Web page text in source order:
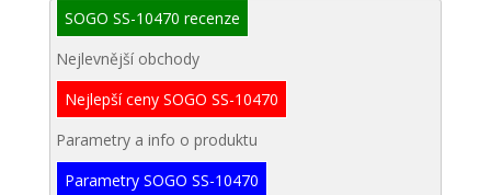
SOGO SS-10470 recenze
Nejlevnější obchody
Nejlepší ceny SOGO SS-10470
Parametry a info o produktu
Parametry SOGO SS-10470